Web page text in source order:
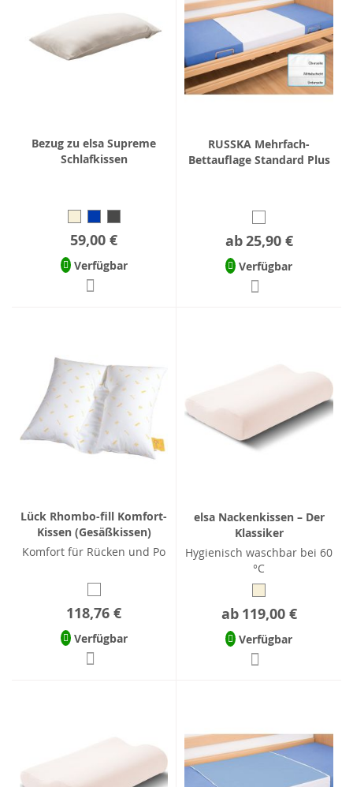
Bezug zu elsa Supreme
Schlafkissen
59,00 €
Verfügbar
RUSSKA Mehrfach-
Bettauflage Standard Plus
ab25,90 €
Verfügbar
Lück Rhombo-fill Komfort-
Kissen (Gesäßkissen)
Komfort für Rücken und Po
118,76 €
Verfügbar
elsa Nackenkissen – Der
Klassiker
Hygienisch waschbar bei 60
°C
ab 119,00 €
Verfügbar